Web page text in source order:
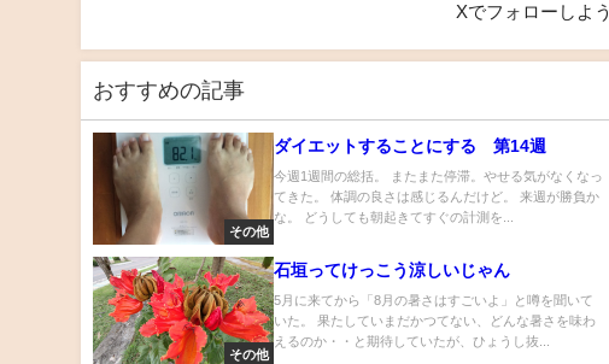
Xでフォローしよう
おすすめの記事
その他
ダイエットすることにする 第14週
今週1週間の総括。 またまた停滞。やせる気がなくなっ
てきた。 体調の良さは感じるんだけど。 来週が勝負か
な。 どうしても朝起きてすぐの計測を...
その他
石垣ってけっこう涼しいじゃん
5月に来てから「8月の暑さはすごいよ」と噂を聞いて
いた。 果たしていまだかつてない、どんな暑さを味わ
えるのか・・と期待していたが、ひょうし抜...